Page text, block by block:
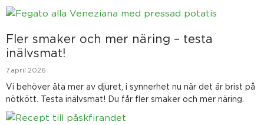
Fler smaker och mer näring – testa
inälvsmat!
7 april 2026
Vi behöver äta mer av djuret, i synnerhet nu när det är brist på
nötkött. Testa inälvsmat! Du får fler smaker och mer näring.